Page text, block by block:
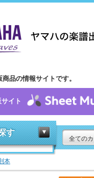
品の情報サイトです。
イト
す
全ての
本